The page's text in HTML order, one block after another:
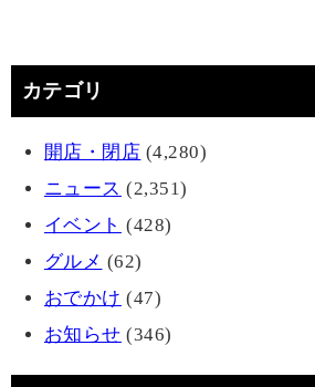
カテゴリ
開店・閉店 (4,280)
ニュース (2,351)
イベント (428)
グルメ (62)
おでかけ (47)
お知らせ (346)